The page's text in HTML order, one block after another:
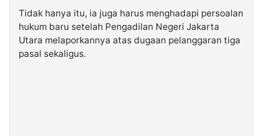
Tidak hanya itu, ia juga harus menghadapi persoalan
hukum baru setelah Pengadilan Negeri Jakarta
Utara melaporkannya atas dugaan pelanggaran tiga
pasal sekaligus.